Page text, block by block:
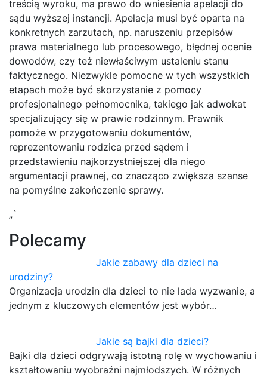
treścią wyroku, ma prawo do wniesienia apelacji do
sądu wyższej instancji. Apelacja musi być oparta na
konkretnych zarzutach, np. naruszeniu przepisów
prawa materialnego lub procesowego, błędnej ocenie
dowodów, czy też niewłaściwym ustaleniu stanu
faktycznego. Niezwykle pomocne w tych wszystkich
etapach może być skorzystanie z pomocy
profesjonalnego pełnomocnika, takiego jak adwokat
specjalizujący się w prawie rodzinnym. Prawnik
pomoże w przygotowaniu dokumentów,
reprezentowaniu rodzica przed sądem i
przedstawieniu najkorzystniejszej dla niego
argumentacji prawnej, co znacząco zwiększa szanse
na pomyślne zakończenie sprawy.
„`
Polecamy
Jakie zabawy dla dzieci na
urodziny?
Organizacja urodzin dla dzieci to nie lada wyzwanie, a
jednym z kluczowych elementów jest wybór…
Jakie są bajki dla dzieci?
Bajki dla dzieci odgrywają istotną rolę w wychowaniu i
kształtowaniu wyobraźni najmłodszych. W różnych